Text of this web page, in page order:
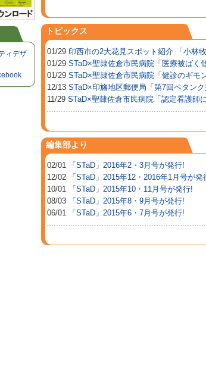
トピックス
01/29 印西市の2大花見スポット紹介 「小林
01/29 STaD×聖隷佐倉市民病院「医療被ばく
01/29 STaD×聖隷佐倉市民病院「健診のギモ
12/13 STaD×印旛地区郵便局「第7回ペタンク
11/29 STaD×聖隷佐倉市民病院「認定看護師
編集部より
02/01
「STaD」2016年2・3月号が発行!
12/02
「STaD」2015年12・2016年1月号が発
10/01
「STaD」2015年10・11月号が発行!
08/03
「STaD」2015年8・9月号が発行!
06/01
「STaD」2015年6・7月号が発行!
ィデザ